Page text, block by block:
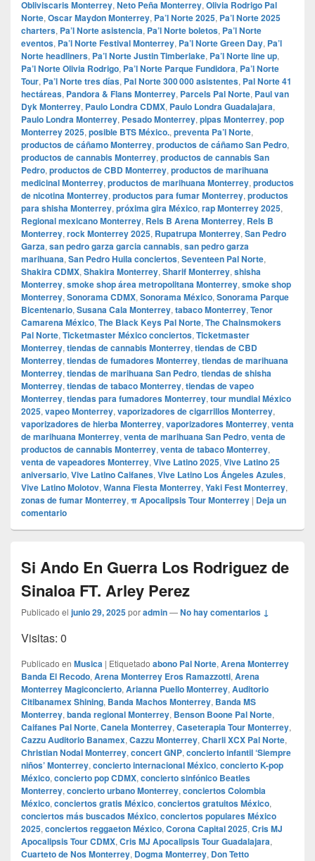
Obliviscaris Monterrey, Neto Peña Monterrey, Olivia Rodrigo Pal
Norte, Oscar Maydon Monterrey, Pa’l Norte 2025, Pa’l Norte 2025
charters, Pa’l Norte asistencia, Pa’l Norte boletos, Pa’l Norte
eventos, Pa’l Norte Festival Monterrey, Pa’l Norte Green Day, Pa’l
Norte headliners, Pa’l Norte Justin Timberlake, Pa’l Norte line up,
Pa’l Norte Olivia Rodrigo, Pa’l Norte Parque Fundidora, Pa’l Norte
Tour, Pa’l Norte tres días, Pal Norte 300 000 asistentes, Pal Norte 41
hectáreas, Pandora & Flans Monterrey, Parcels Pal Norte, Paul van
Dyk Monterrey, Paulo Londra CDMX, Paulo Londra Guadalajara,
Paulo Londra Monterrey, Pesado Monterrey, pipas Monterrey, pop
Monterrey 2025, posible BTS México., preventa Pa’l Norte,
productos de cáñamo Monterrey, productos de cáñamo San Pedro,
productos de cannabis Monterrey, productos de cannabis San
Pedro, productos de CBD Monterrey, productos de marihuana
medicinal Monterrey, productos de marihuana Monterrey, productos
de nicotina Monterrey, productos para fumar Monterrey, productos
para shisha Monterrey, próxima gira México, rap Monterrey 2025,
Regional mexicano Monterrey, Rels B Arena Monterrey, Rels B
Monterrey, rock Monterrey 2025, Rupatrupa Monterrey, San Pedro
Garza, san pedro garza garcia cannabis, san pedro garza
marihuana, San Pedro Huila conciertos, Seventeen Pal Norte,
Shakira CDMX, Shakira Monterrey, Sharif Monterrey, shisha
Monterrey, smoke shop área metropolitana Monterrey, smoke shop
Monterrey, Sonorama CDMX, Sonorama México, Sonorama Parque
Bicentenario, Susana Cala Monterrey, tabaco Monterrey, Tenor
Camarena México, The Black Keys Pal Norte, The Chainsmokers
Pal Norte, Ticketmaster México conciertos, Ticketmaster
Monterrey, tiendas de cannabis Monterrey, tiendas de CBD
Monterrey, tiendas de fumadores Monterrey, tiendas de marihuana
Monterrey, tiendas de marihuana San Pedro, tiendas de shisha
Monterrey, tiendas de tabaco Monterrey, tiendas de vapeo
Monterrey, tiendas para fumadores Monterrey, tour mundial México
2025, vapeo Monterrey, vaporizadores de cigarrillos Monterrey,
vaporizadores de hierba Monterrey, vaporizadores Monterrey, venta
de marihuana Monterrey, venta de marihuana San Pedro, venta de
productos de cannabis Monterrey, venta de tabaco Monterrey,
venta de vapeadores Monterrey, Vive Latino 2025, Vive Latino 25
aniversario, Vive Latino Caifanes, Vive Latino Los Ángeles Azules,
Vive Latino Molotov, Wanna Fiesta Monterrey, Yaki Fest Monterrey,
zonas de fumar Monterrey, π Apocalipsis Tour Monterrey | Deja un
comentario
Si Ando En Guerra Los Rodriguez de
Sinaloa FT. Arley Perez
Publicado el junio 29, 2025poradmin—No hay comentarios ↓
Visitas: 0
Publicado en Musica | Etiquetado abono Pal Norte, Arena Monterrey
Banda El Recodo, Arena Monterrey Eros Ramazzotti, Arena
Monterrey Magiconcierto, Arianna Puello Monterrey, Auditorio
Citibanamex Shining, Banda Machos Monterrey, Banda MS
Monterrey, banda regional Monterrey, Benson Boone Pal Norte,
Caifanes Pal Norte, Canela Monterrey, Caseterapia Tour Monterrey,
Cazzu Auditorio Banamex, Cazzu Monterrey, Charli XCX Pal Norte,
Christian Nodal Monterrey, concert GNP, concierto infantil ‘Siempre
niños’ Monterrey, concierto internacional México, concierto K-pop
México, concierto pop CDMX, concierto sinfónico Beatles
Monterrey, concierto urbano Monterrey, conciertos Colombia
México, conciertos gratis México, conciertos gratuitos México,
conciertos más buscados México, conciertos populares México
2025, conciertos reggaeton México, Corona Capital 2025, Cris MJ
Apocalipsis Tour CDMX, Cris MJ Apocalipsis Tour Guadalajara,
Cuarteto de Nos Monterrey, Dogma Monterrey, Don Tetto